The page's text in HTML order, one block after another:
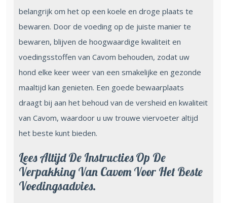
belangrijk om het op een koele en droge plaats te
bewaren. Door de voeding op de juiste manier te
bewaren, blijven de hoogwaardige kwaliteit en
voedingsstoffen van Cavom behouden, zodat uw
hond elke keer weer van een smakelijke en gezonde
maaltijd kan genieten. Een goede bewaarplaats
draagt bij aan het behoud van de versheid en kwaliteit
van Cavom, waardoor u uw trouwe viervoeter altijd
het beste kunt bieden.
Lees Altijd De Instructies Op De
Verpakking Van Cavom Voor Het Beste
Voedingsadvies.